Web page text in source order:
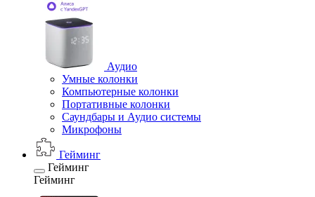
Аудио
Умные колонки
Компьютерные колонки
Портативные колонки
Саундбары и Аудио системы
Микрофоны
Гейминг
Гейминг
Гейминг